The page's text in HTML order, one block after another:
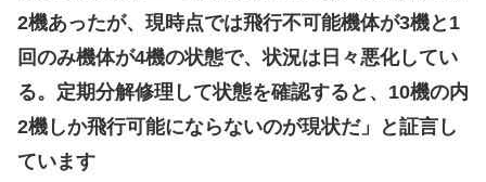
2機あったが、現時点では飛行不可能機体が3機と1
回のみ機体が4機の状態で、状況は日々悪化してい
る。定期分解修理して状態を確認すると、10機の内
2機しか飛行可能にならないのが現状だ」と証言し
ています